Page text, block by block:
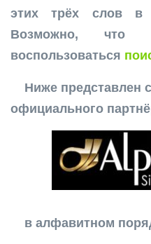
этих трёх слов в
Возможно, что
воспользоваться
Ниже представлен
официального
в алфавитном